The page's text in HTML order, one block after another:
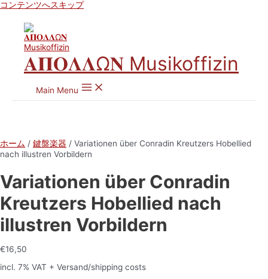
コンテンツへスキップ
𝚨𝚷𝚶𝚲𝚲Ω𝚴 Musikoffizin
Main Menu
ホーム / 鍵盤楽器 / Variationen über Conradin Kreutzers Hobellied
nach illustren Vorbildern
Variationen über Conradin
Kreutzers Hobellied nach
illustren Vorbildern
€16,50
incl. 7% VAT + Versand/shipping costs